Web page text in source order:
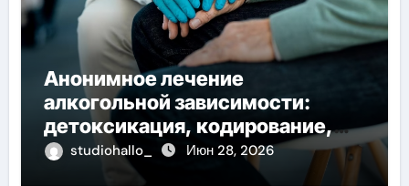
Анонимное лечение
алкогольной зависимости:
детоксикация, кодирование,
реабилитация, полный курс и
конфиденциальность
studiohallo_ Июн 28, 2026